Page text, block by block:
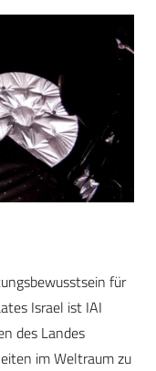
für
Israel ist IAI
des Landes
im Weltraum zu